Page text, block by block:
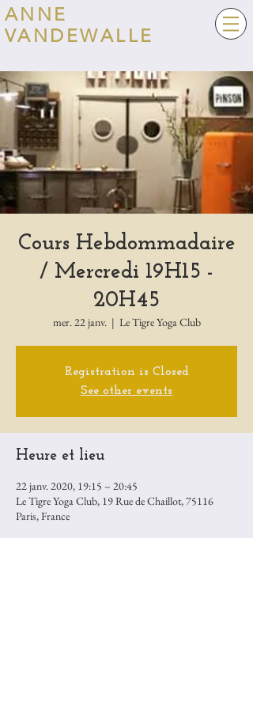
ANNE
VANDEWALLE
Cours Hebdommadaire
/ Mercredi 19H15 -
20H45
mer. 22 janv.
  |
Le Tigre Yoga Club
Registration is Closed
See other events
Heure et lieu
22 janv. 2020, 19:15 – 20:45
Le Tigre Yoga Club, 19 Rue de Chaillot, 75116
Paris, France